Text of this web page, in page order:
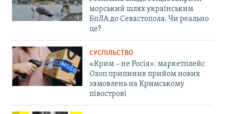
морський шлях українським
БпЛА до Севастополя. Чи реально
це?
СУСПІЛЬСТВО
«Крим – не Росія»: маркетплейс
Ozon припинив прийом нових
замовлень на Кримському
півострові